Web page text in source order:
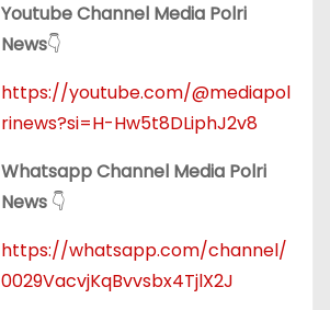
Youtube Channel Media Polri
News👇
https://youtube.com/@mediapol
rinews?si=H-Hw5t8DLiphJ2v8
Whatsapp Channel Media Polri
News 👇
https://whatsapp.com/channel/
0029VacvjKqBvvsbx4TjlX2J